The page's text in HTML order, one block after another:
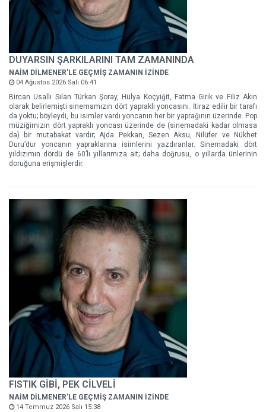
DUYARSIN ŞARKILARINI TAM ZAMANINDA
NAİM DİLMENER'LE GEÇMİŞ ZAMANIN İZİNDE
04 Ağustos 2026 Salı 06:41
Bircan Usallı Sılan Türkan Şoray, Hülya Koçyiğit, Fatma Girik ve Filiz Akın
olarak belirlemişti sinemamızın dört yapraklı yoncasını. İtiraz edilir bir tarafı
da yoktu; böyleydi, bu isimler vardı yoncanın her bir yaprağının üzerinde. Pop
müziğimizin dört yapraklı yoncası üzerinde de (sinemadaki kadar olmasa
da) bir mutabakat vardır; Ajda Pekkan, Sezen Aksu, Nilüfer ve Nükhet
Duru’dur yoncanın yapraklarına isimlerini yazdıranlar. Sinemadaki dört
yıldızımın dördü de 60’lı yıllarımıza ait; daha doğrusu, o yıllarda ünlerinin
doruğuna erişmişlerdir.
FISTIK GİBİ, PEK CİLVELİ
NAİM DİLMENER'LE GEÇMİŞ ZAMANIN İZİNDE
14 Temmuz 2026 Salı 15:38